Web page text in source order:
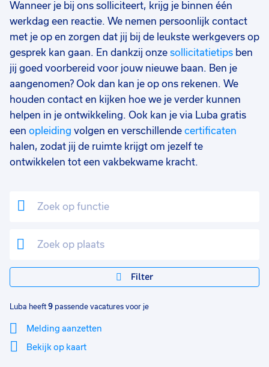
Wanneer je bij ons solliciteert, krijg je binnen één
werkdag een reactie. We nemen persoonlijk contact
met je op en zorgen dat jij bij de leukste werkgevers op
gesprek kan gaan. En dankzij onze sollicitatietips ben
jij goed voorbereid voor jouw nieuwe baan. Ben je
aangenomen? Ook dan kan je op ons rekenen. We
houden contact en kijken hoe we je verder kunnen
helpen in je ontwikkeling. Ook kan je via Luba gratis
een opleiding volgen en verschillende certificaten
halen, zodat jij de ruimte krijgt om jezelf te
ontwikkelen tot een vakbekwame kracht.
Filter
0 - 8 uur 1
Luba heeft 9 passende vacatures voor je
Melding aanzetten
Bekijk op kaart